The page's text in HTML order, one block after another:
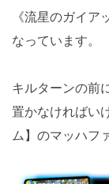
《流星のガイ
なっています。
キルターンの前
置かなければい
ム】のマッハフ